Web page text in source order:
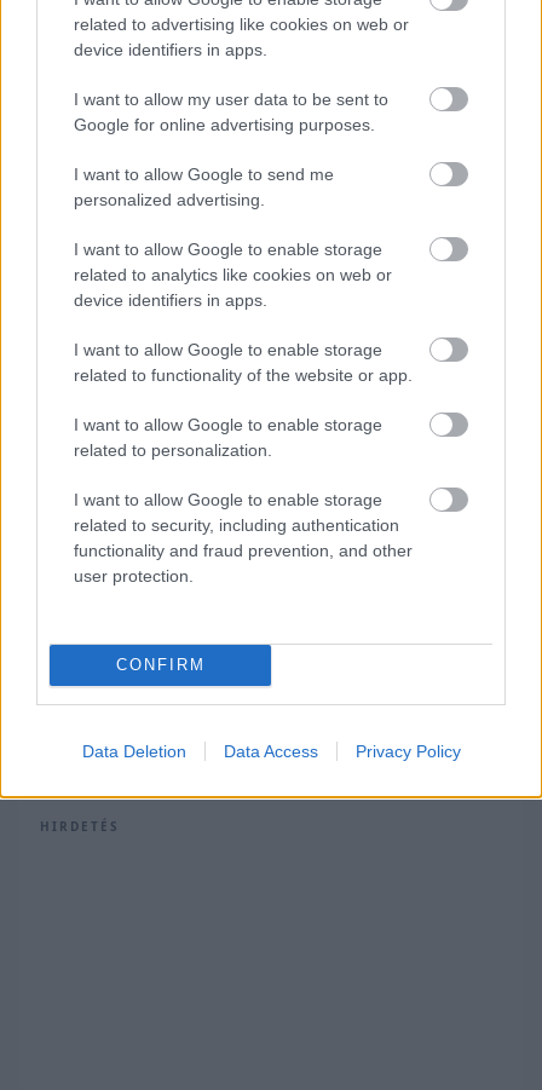
related to advertising like cookies on web or
device identifiers in apps.
I want to allow my user data to be sent to
Google for online advertising purposes.
I want to allow Google to send me
personalized advertising.
I want to allow Google to enable storage
related to analytics like cookies on web or
device identifiers in apps.
I want to allow Google to enable storage
related to functionality of the website or app.
I want to allow Google to enable storage
related to personalization.
I want to allow Google to enable storage
related to security, including authentication
functionality and fraud prevention, and other
user protection.
CONFIRM
Data Deletion Data Access Privacy Policy
van. Michelisz 28 ponttal a 10., Boldizs 3 ponttal
a 19. helyen áll a bajnokságban két forduló után.
A WTCR 2021-es idénye július 9-11-én,
Spanyolországban folytatódik.
Itt állíthatod be, hogy a Racingline
cikkeit az elsők között lásd a Google
HIRDETÉS